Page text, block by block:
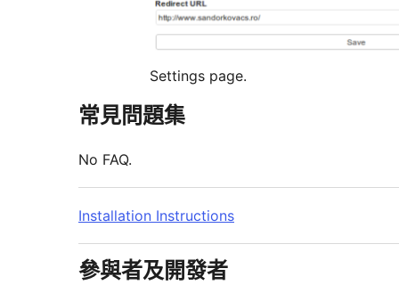
Settings page.
常見問題集
No FAQ.
Installation Instructions
參與者及開發者